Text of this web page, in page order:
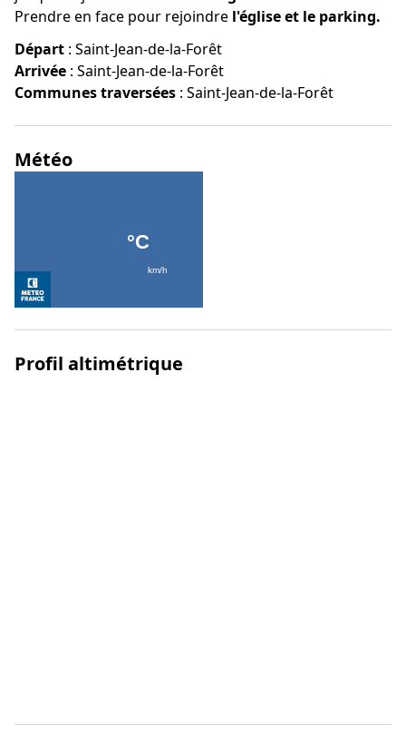
Prendre en face pour rejoindre l'église et le parking.
Départ : Saint-Jean-de-la-Forêt
Arrivée : Saint-Jean-de-la-Forêt
Communes traversées : Saint-Jean-de-la-Forêt
Météo
Profil altimétrique